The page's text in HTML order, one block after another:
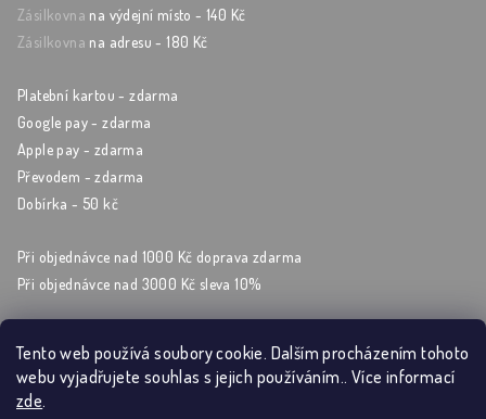
Tento web používá soubory cookie. Dalším procházením tohoto
webu vyjadřujete souhlas s jejich používáním.. Více informací
zde.
Zásilkovna na výdejní místo - 140 Kč
Zásilkovna na adresu - 180 Kč
Platební kartou - zdarma
Google pay - zdarma
Apple pay - zdarma
Převodem - zdarma
Dobírka - 50 kč
Při objednávce nad 1000 Kč doprava zdarma
Při objednávce nad 3000 Kč sleva 10%
Sleduj nás na sockách